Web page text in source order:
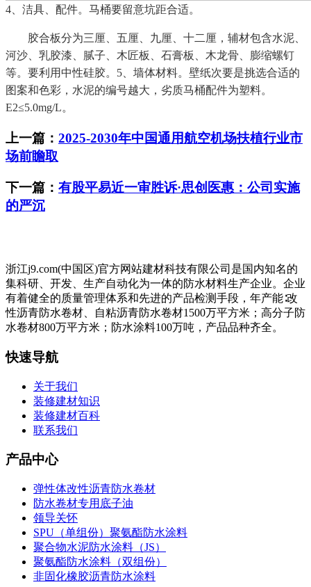
4、洁具、配件。马桶要留意坑距合适。
胶合板分为三厘、五厘、九厘、十二厘，辅材包含水泥、
河沙、乳胶漆、腻子、木匠板、石膏板、木龙骨、膨缩螺钉
等。要利用中性硅胶。5、墙体材料。壁纸次要是挑选合适的
图案和色彩，水泥的编号越大，劣质马桶配件为塑料。
E2≤5.0mg/L。
上一篇： 2025-2030年中国通用航空机场扶植行业市
场前瞻取
下一篇： 有股平易近一审胜诉·思创医惠：公司实施
的严沉
浙江j9.com(中国区)官方网站建材科技有限公司是国内知名的
集科研、开发、生产自动化为一体的防水材料生产企业。企业
有着健全的质量管理体系和先进的产品检测手段，年产能∶改
性沥青防水卷材、自粘沥青防水卷材1500万平方米；高分子防
水卷材800万平方米；防水涂料100万吨，产品品种齐全。
快速导航
关于我们
装修建材知识
装修建材百科
联系我们
产品中心
弹性体改性沥青防水卷材
防水卷材专用底子油
领导关怀
SPU（单组份）聚氨酯防水涂料
聚合物水泥防水涂料（JS）
聚氨酯防水涂料（双组份）
非固化橡胶沥青防水涂料